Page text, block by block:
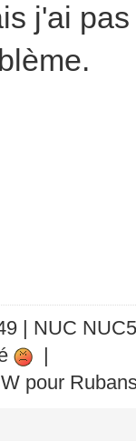
j'ai
| NUC
|
pour